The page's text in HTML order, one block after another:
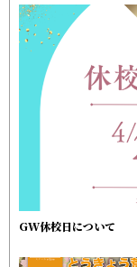
GW休校日について